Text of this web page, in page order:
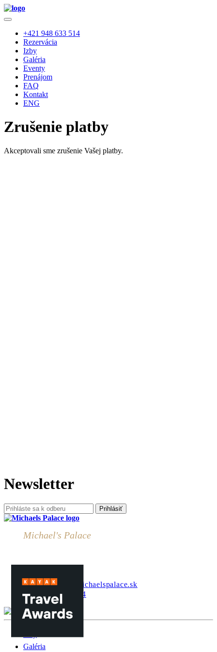
+421 948 633 514
Rezervácia
Izby
Galéria
Eventy
Prenájom
FAQ
Kontakt
ENG
Zrušenie platby
Akceptovali sme zrušenie Vašej platby.
Newsletter
Prihlásiť
Michael's Palace
04001 Košice
recepcia@hotelmichaelspalace.sk
+421 948 633 514
Galéria